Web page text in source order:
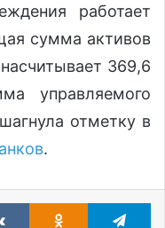
работает
сумма активов
369,6
управляемого
отметку в
.
VKontakteOdnoklassniki